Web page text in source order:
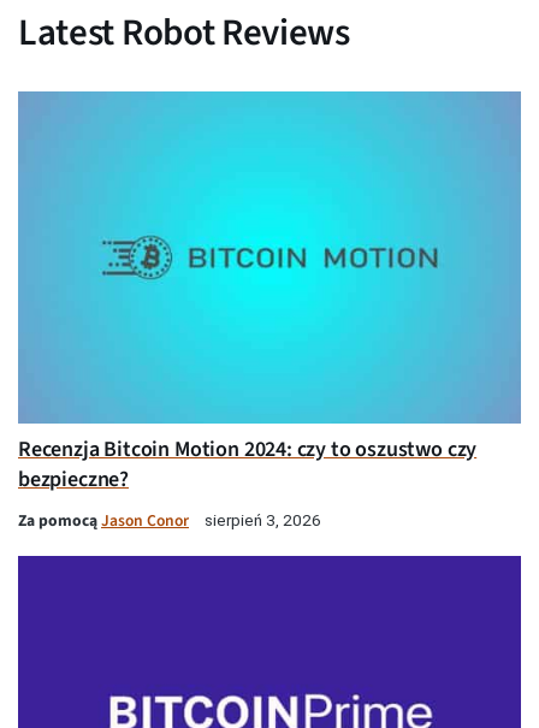
Latest Robot Reviews
Recenzja Bitcoin Motion 2024: czy to oszustwo czy
bezpieczne?
Za pomocąJason Conor sierpień 3, 2026